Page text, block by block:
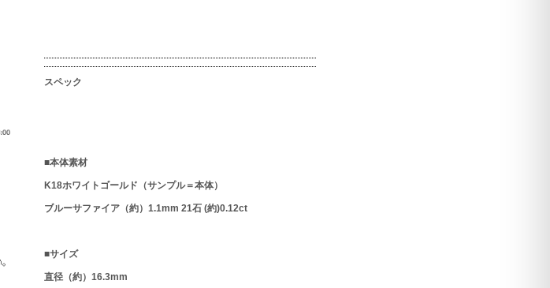
スペック
■本体素材
K18ホワイトゴールド（サンプル＝本体）
ブルーサファイア（約）1.1mm 21石 (約)0.12ct
■サイズ
直径（約）16.3mm